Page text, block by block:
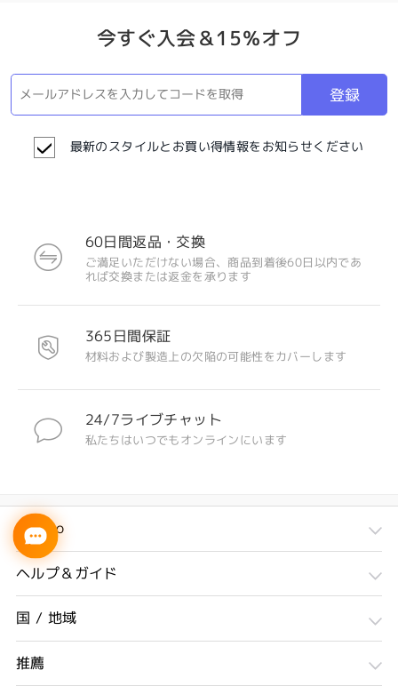
今すぐ入会＆15％オフ
登録
最新のスタイルとお買い得情報をお知らせください
60日間返品・交換
ご満足いただけない場合、商品到着後60日以内であ
れば交換または返金を承ります
365日間保証
材料および製造上の欠陥の可能性をカバーします
24/7ライブチャット
私たちはいつでもオンラインにいます
Firmoo
ヘルプ＆ガイド
国 / 地域
推薦